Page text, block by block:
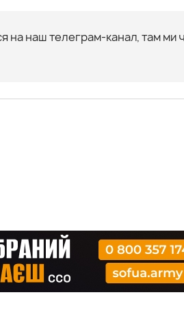
на наш телеграм-канал, там